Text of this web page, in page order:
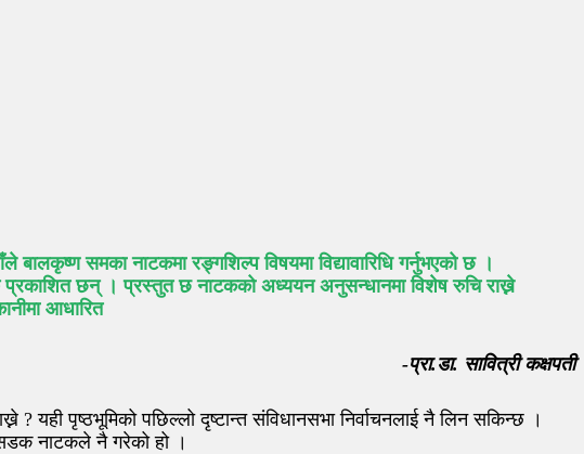
बालकृष्ण समका नाटकमा रङ्गशिल्प विषयमा विद्यावारिधि गर्नुभएको छ ।
प्रकाशित छन् । प्रस्तुत छ नाटकको अध्ययन अनुसन्धानमा विशेष रुचि राख्ने
आधारित
-प्रा.डा. सावित्री कक्षपती
? यही पृष्ठभूमिको पछिल्लो दृष्टान्त संविधानसभा निर्वाचनलाई नै लिन सकिन्छ ।
सडक नाटकले नै गरेको हो ।